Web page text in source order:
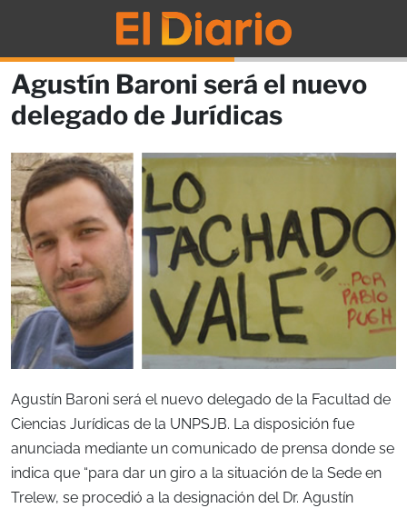
Agustín Baroni será el nuevo
delegado de Jurídicas
Agustín Baroni será el nuevo delegado de la Facultad de
Ciencias Jurídicas de la UNPSJB. La disposición fue
anunciada mediante un comunicado de prensa donde se
indica que “para dar un giro a la situación de la Sede en
Trelew, se procedió a la designación del Dr. Agustín